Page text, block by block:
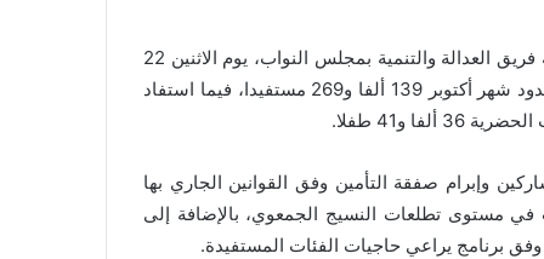
وأوضح السيد عبيابة، في معرض رده على سؤال شفوي تقدم به فريق العدالة والتنمية بمجلس النواب، يوم الاثنين 22
أكتوبر 2019، أن عدد المستفيدين برسم موسم 2019 بلغ إلى حدود شهر أكتوبر 139 ألفا و269 مستفيدا، فيما استفاد
وإبرام صفقة التأمين وفق القوانين الجاري بها
مستوى تطلعات النسيج الجمعوي، بالإضافة إلى
برنامج يراعي حاجيات الفئات المستفيدة.